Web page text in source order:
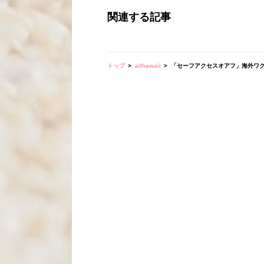
関連する記事
トップ allhawaii 「セーフアクセスオアフ」海外ワ